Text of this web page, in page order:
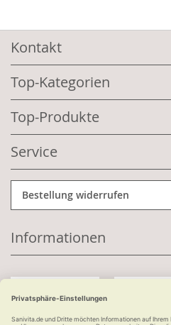
Kontakt
Top-Kategorien
Top-Produkte
Service
Bestellung widerrufen
Informationen